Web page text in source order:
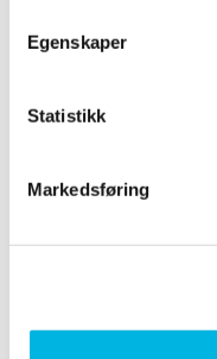
Egenskaper
Statistikk
Markedsføring
Vi byr på et stort